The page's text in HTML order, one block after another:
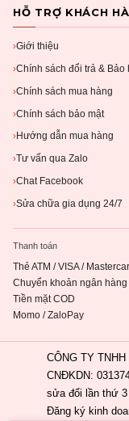
HỖ TRỢ KHÁCH
›Giới thiệu
›Chính sách đổi trả & Bảo
›Chính sách mua hàng
›Chính sách bảo mật
› Hướng dẫn mua hàng
›Tư vấn qua Zalo
›Chat Facebook
›Sửa chữa gia dụng 24/7
Thanh toán
Thẻ ATM / VISA /
Chuyển khoản ngân hàng
Tiền mặt COD
Momo / ZaloPay
CÔNG TY
CNĐKDN:
sửa đổi lần thứ 3
Đăng ký kinh